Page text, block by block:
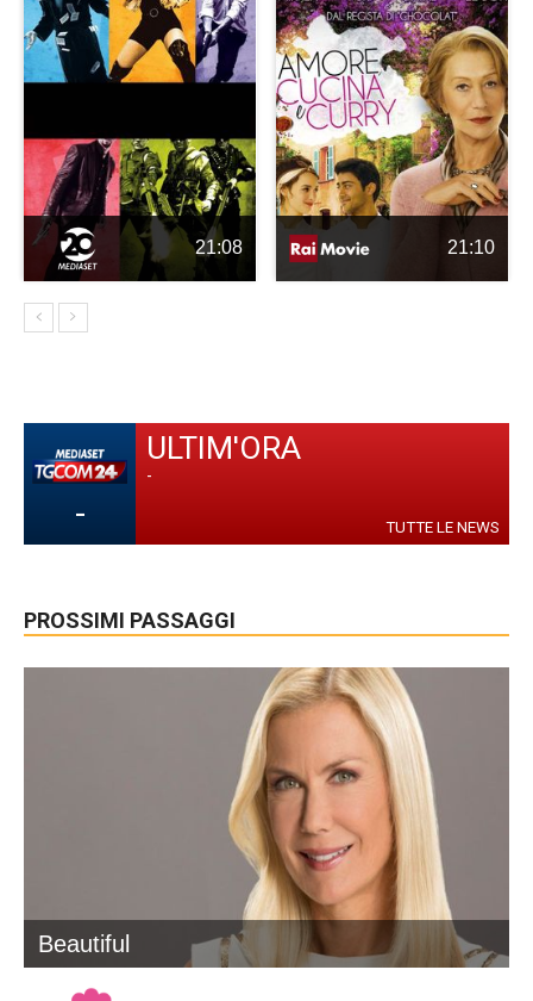
21:08 21:10
-
ULTIM'ORA
-
TUTTE LE NEWS
PROSSIMI PASSAGGI
Beautiful